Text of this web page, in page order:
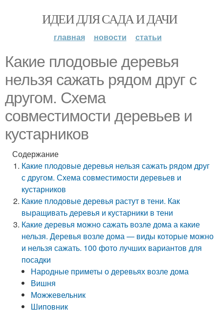
ИДЕИ ДЛЯ САДА И ДАЧИ
главная новости статьи
Какие плодовые деревья
нельзя сажать рядом друг с
другом. Схема
совместимости деревьев и
кустарников
Содержание
Какие плодовые деревья нельзя сажать рядом друг
с другом. Схема совместимости деревьев и
кустарников
Какие плодовые деревья растут в тени. Как
выращивать деревья и кустарники в тени
Какие деревья можно сажать возле дома а какие
нельзя. Деревья возле дома — виды которые можно
и нельзя сажать. 100 фото лучших вариантов для
посадки
Народные приметы о деревьях возле дома
Вишня
Можжевельник
Шиповник